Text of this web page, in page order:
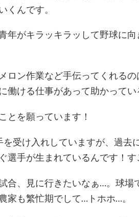
くんです。
年がキラッキラッして野球に
ロン作業など手伝ってくれる
働ける仕事があって助かってい
とを願っています！
を受け入れしていますが、過去
選手が生まれているんです！す
合、見に行きたいなぁ…。球場
家も繁忙期でして…トホホ…。